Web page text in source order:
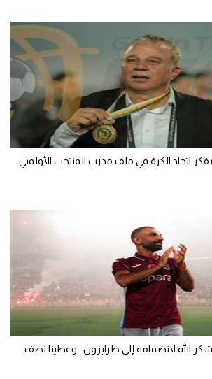
اتحاد الكرة في ملف مدرب المنتخب الأولمبي
الله لانضمامه إلى طرابزون.. وغطينا نصف